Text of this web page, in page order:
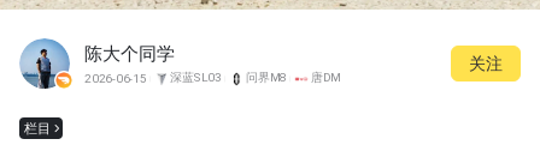
陈大个同学
2026-06-15 深蓝SL03 问界M8 唐DM
关注
栏目